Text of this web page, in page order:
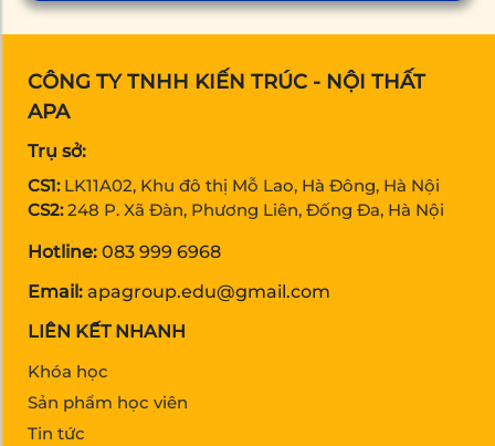
CÔNG TY TNHH KIẾN TRÚC - NỘI THẤT
APA
Trụ sở:
CS1: LK11A02, Khu đô thị Mỗ Lao, Hà Đông, Hà Nội
CS2: 248 P. Xã Đàn, Phương Liên, Đống Đa, Hà Nội
Hotline: 083 999 6968
Email: apagroup.edu@gmail.com
LIÊN KẾT NHANH
Khóa học
Sản phẩm học viên
Tin tức